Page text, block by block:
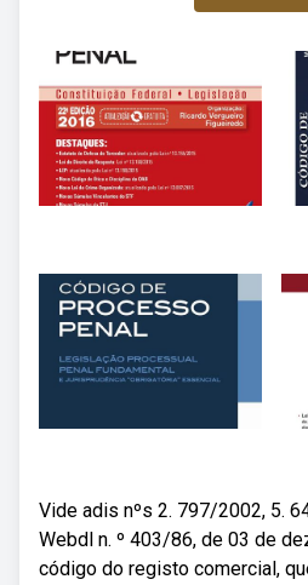
Vide adis nºs 2. 797/2002, 5.
Webdl n. º 403/86, de 03 de
código do registo comercial,